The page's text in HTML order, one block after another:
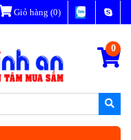
Giỏ hàng (0)
0